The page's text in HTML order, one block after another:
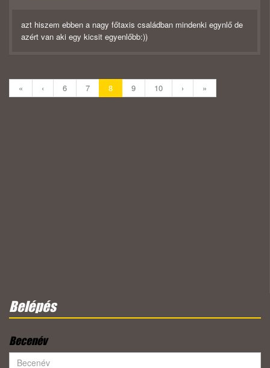
azt hiszem ebben a nagy főtaxis családban mindenki egynlő de
azért van aki egy kicsit egyenlőbb:))
« ‹ 6 7 8 9 10 › »
Belépés
Becenév